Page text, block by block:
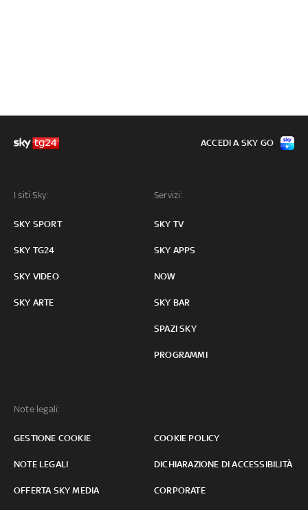
I siti Sky:
SKY SPORT
SKY TG24
SKY VIDEO
SKY ARTE
Servizi:
SKY TV
SKY APPS
NOW
SKY BAR
SPAZI SKY
PROGRAMMI
Note legali:
GESTIONE COOKIE COOKIE POLICY
NOTE LEGALI DICHIARAZIONE DI ACCESSIBILITÀ
OFFERTA SKY MEDIA CORPORATE
ACCEDI A SKY GO